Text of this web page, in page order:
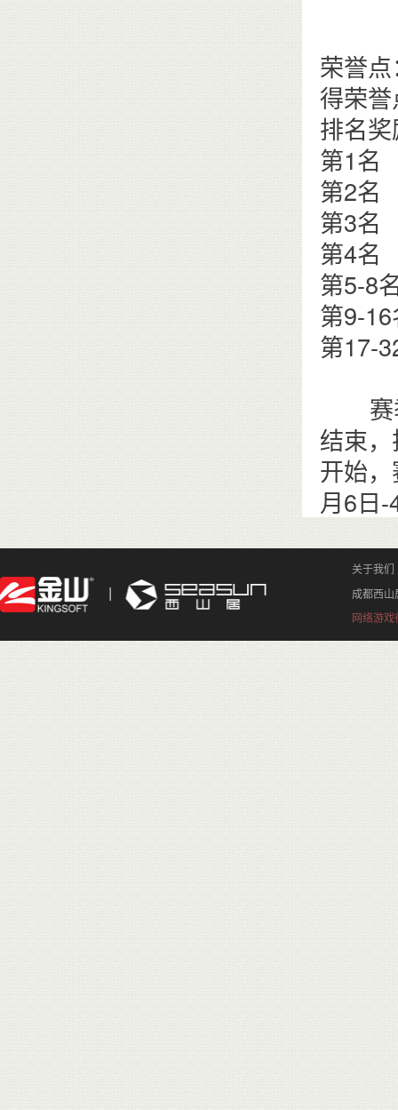
荣誉
得荣
排名
第1
第2
第3
第4
第5-
第9-
第17-
赛季
结束
开始
月6日-
关于我们
成都西山
网络游